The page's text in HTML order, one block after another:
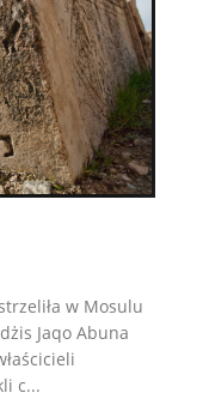
w Mosulu
Jaqo Abuna
c...